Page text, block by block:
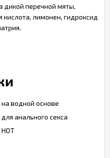
дикой перечной мяты,
кислота, лимонен, гидроксид
на водной основе
для анального секса
HOT